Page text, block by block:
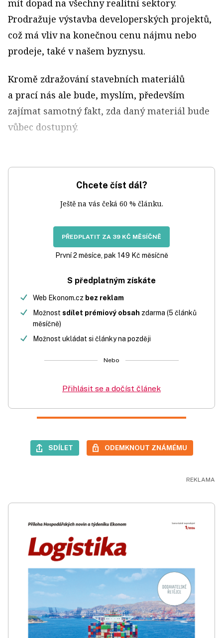
mít dopad na všechny realitní sektory.
Prodražuje výstavba developerských projektů,
což má vliv na konečnou cenu nájmu nebo
prodeje, také v našem byznysu.
Kromě zdražování stavebních materiálů
a prací nás ale bude, myslím, především
zajímat samotný fakt, zda daný materiál bude
vůbec dostupný.
Chcete číst dál?
Ještě na vás čeká 60 % článku.
PŘEDPLATIT ZA 39 KČ MĚSÍČNĚ
První 2 měsíce, pak 149 Kč měsíčně
S předplatným získáte
Web Ekonom.cz bez reklam
Možnost sdílet prémiový obsah zdarma (5 článků
měsíčně)
Možnost ukládat si články na později
Nebo
Přihlásit se a dočíst článek
SDÍLET ODEMKNOUT ZNÁMÉMU